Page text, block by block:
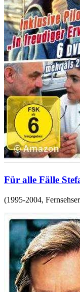
Für alle Fälle
(1995-2004,